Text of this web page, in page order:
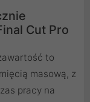
Cut Pro
to
masową, z
pracy na